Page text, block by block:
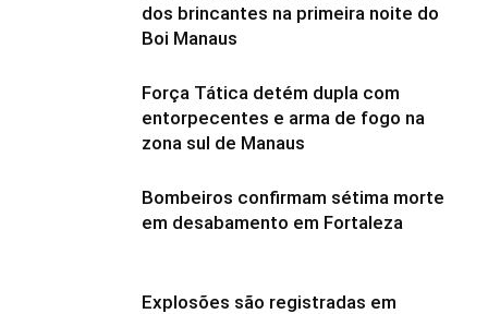
dos brincantes na primeira noite do
Boi Manaus
Força Tática detém dupla com
entorpecentes e arma de fogo na
zona sul de Manaus
Bombeiros confirmam sétima morte
em desabamento em Fortaleza
Explosões são registradas em